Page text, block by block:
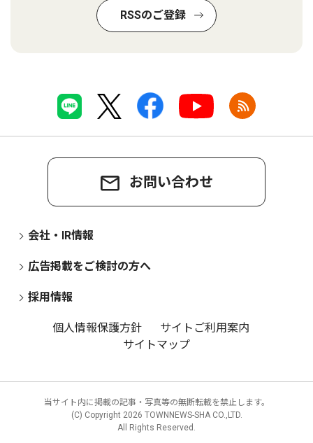
RSSのご登録
お問い合わせ
会社・IR情報
広告掲載をご検討の方へ
採用情報
個人情報保護方針
サイトご利用案内
サイトマップ
当サイト内に掲載の記事・写真等の無断転載を禁止します。
(C) Copyright 2026 TOWNNEWS-SHA CO.,LTD.
All Rights Reserved.